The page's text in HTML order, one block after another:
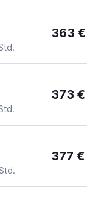
363 €
373 €
377 €